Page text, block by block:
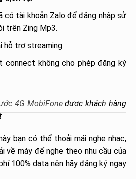
có tài khoản Zalo để đăng nhập sử
trên Zing Mp3.
hỗ trợ streaming.
connect không cho phép đăng ký
4G MobiFoneđược khách hàng
bạn có thể thoải mái nghe nhạc,
về máy để nghe theo nhu cầu của
100% data nên hãy đăng ký ngay